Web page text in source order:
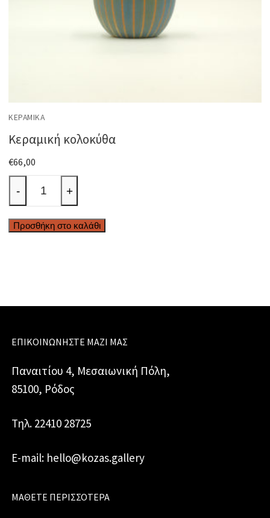
ΚΕΡΑΜΙΚΆ
Κεραμική κολοκύθα
€66,00
Κεραμική
κολοκύθα
ποσότητα
- +
Προσθήκη στο καλάθι
ΕΠΙΚΟΙΝΩΝΉΣΤΕ ΜΑΖΊ ΜΑΣ
Παναιτίου 4, Μεσαιωνική Πόλη,
85100, Ρόδος
Τηλ. 22410 28725
E-mail: hello@kozas.gallery
ΜΆΘΕΤΕ ΠΕΡΙΣΣΌΤΕΡΑ